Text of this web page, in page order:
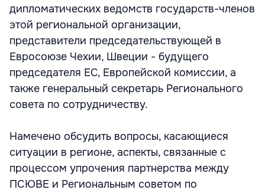
дипломатических ведомств государств-членов
этой региональной организации,
представители председательствующей в
Евросоюзе Чехии, Швеции - будущего
председателя ЕС, Европейской комиссии, а
также генеральный секретарь Регионального
совета по сотрудничеству.
Намечено обсудить вопросы, касающиеся
ситуации в регионе, аспекты, связанные с
процессом упрочения партнерства между
ПСЮВЕ и Региональным советом по